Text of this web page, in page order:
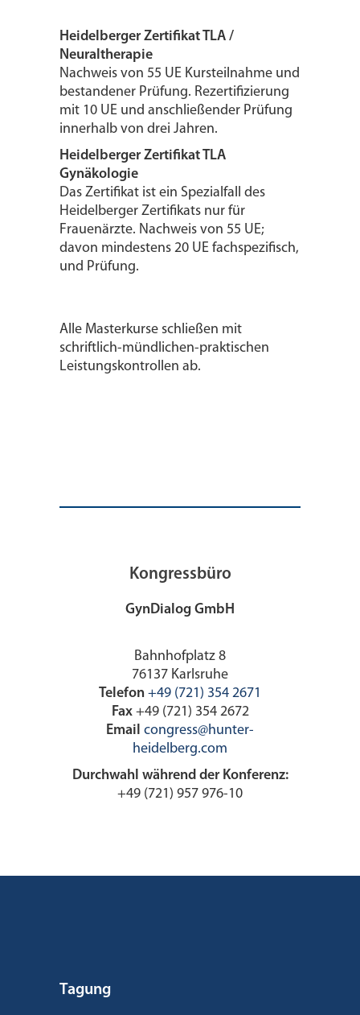
Heidelberger Zertifikat TLA /
Neuraltherapie
Nachweis von 55 UE Kursteilnahme und
bestandener Prüfung. Rezertifizierung
mit 10 UE und anschließender Prüfung
innerhalb von drei Jahren.
Heidelberger Zertifikat TLA
Gynäkologie
Das Zertifikat ist ein Spezialfall des
Heidelberger Zertifikats nur für
Frauenärzte. Nachweis von 55 UE;
davon mindestens 20 UE fachspezifisch,
und Prüfung.
Alle Masterkurse schließen mit
schriftlich-mündlichen-praktischen
Leistungskontrollen ab.
Kongressbüro
GynDialog GmbH
Bahnhofplatz 8
76137 Karlsruhe
Telefon +49 (721) 354 2671
Fax+49 (721) 354 2672
Email congress@hunter-
heidelberg.com
Durchwahl während der Konferenz:
+49 (721) 957 976-10
Tagung